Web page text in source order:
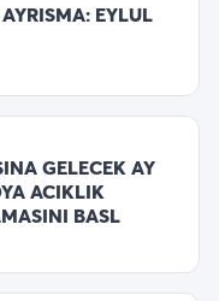
EYLUL
GELECEK AY
ACIKLIK
BASL